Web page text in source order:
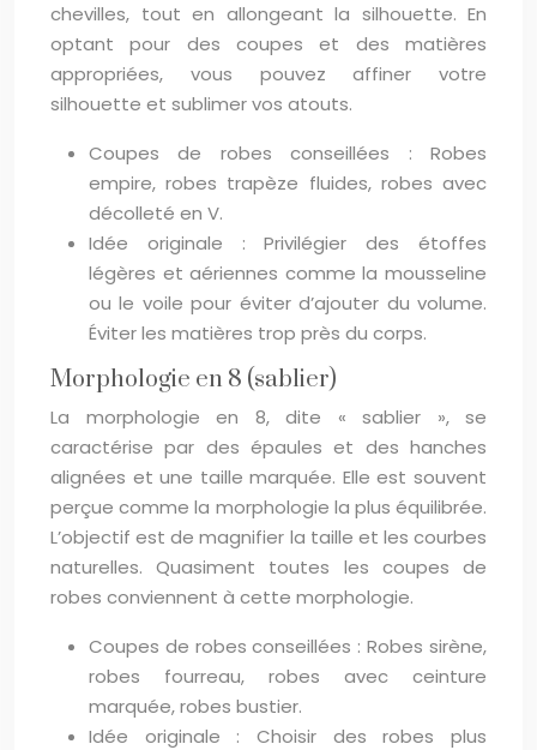
chevilles, tout en allongeant la silhouette. En
optant pour des coupes et des matières
appropriées, vous pouvez affiner votre
silhouette et sublimer vos atouts.
Coupes de robes conseillées : Robes
empire, robes trapèze fluides, robes avec
décolleté en V.
Idée originale : Privilégier des étoffes
légères et aériennes comme la mousseline
ou le voile pour éviter d’ajouter du volume.
Éviter les matières trop près du corps.
Morphologie en 8 (sablier)
La morphologie en 8, dite « sablier », se
caractérise par des épaules et des hanches
alignées et une taille marquée. Elle est souvent
perçue comme la morphologie la plus équilibrée.
L’objectif est de magnifier la taille et les courbes
naturelles. Quasiment toutes les coupes de
robes conviennent à cette morphologie.
Coupes de robes conseillées : Robes sirène,
robes fourreau, robes avec ceinture
marquée, robes bustier.
Idée originale : Choisir des robes plus